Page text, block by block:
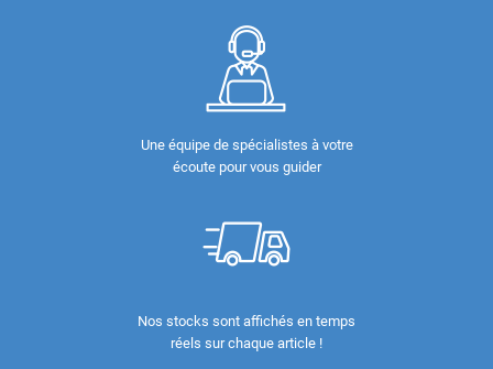
Une équipe de spécialistes à votre
écoute pour vous guider
Nos stocks sont affichés en temps
réels sur chaque article !